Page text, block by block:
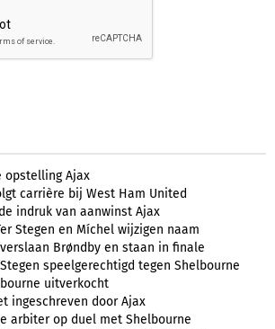
opstelling Ajax
carrière bij West Ham United
indruk van aanwinst Ajax
Stegen en Míchel wijzigen naam
Brøndby en staan in finale
speelgerechtigd tegen Shelbourne
uitverkocht
ingeschreven door Ajax
arbiter op duel met Shelbourne